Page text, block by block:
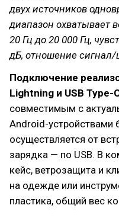
двух источников
диапазон охватывает
20 Гц до 20 000 Гц,
дБ, отношение
Подключение
Lightning и USB Type-
совместимым с
Android-устройствами
осуществляется от
зарядка — по USB. В
кейс, ветрозащита и
на одежде или
пластика, общий вес